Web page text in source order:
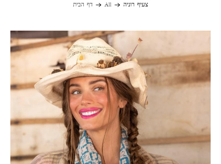
דף הבית All צעיף רוניה